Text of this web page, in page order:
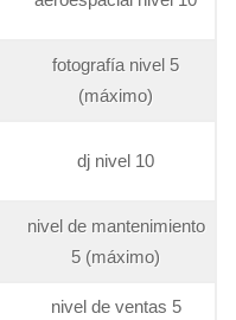
fotografía nivel 5
(máximo)
dj nivel 10
nivel de mantenimiento
5 (máximo)
nivel de ventas 5